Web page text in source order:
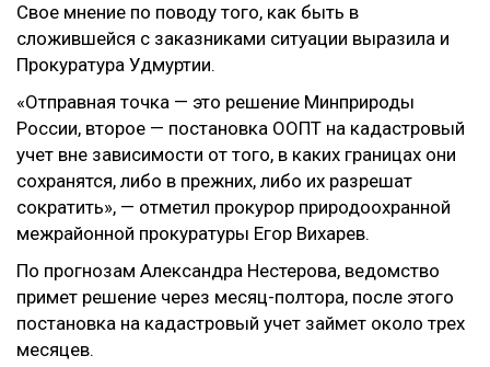
Свое мнение по поводу того, как быть в
сложившейся с заказниками ситуации выразила и
Прокуратура Удмуртии.
«Отправная точка — это решение Минприроды
России, второе — постановка ООПТ на кадастровый
учет вне зависимости от того, в каких границах они
сохранятся, либо в прежних, либо их разрешат
сократить», — отметил прокурор природоохранной
межрайонной прокуратуры Егор Вихарев.
По прогнозам Александра Нестерова, ведомство
примет решение через месяц-полтора, после этого
постановка на кадастровый учет займет около трех
месяцев.